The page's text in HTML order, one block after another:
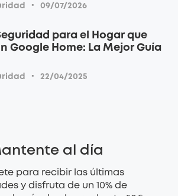
· 09/07/2026
para el Hogar que
Google Home: La Mejor Guía
· 22/04/2025
al día
para recibir las últimas
y disfruta de un 10% de